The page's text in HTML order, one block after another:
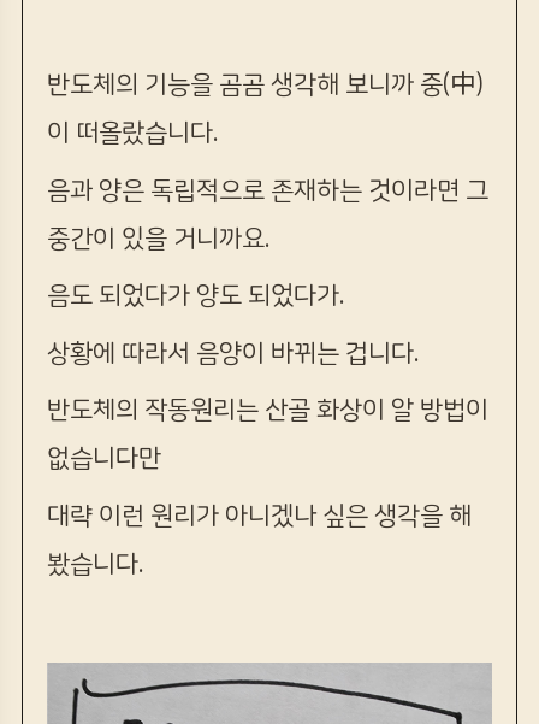
반도체의 기능을 곰곰 생각해 보니까 중(中)
이 떠올랐습니다.
음과 양은 독립적으로 존재하는 것이라면 그
중간이 있을 거니까요.
음도 되었다가 양도 되었다가.
상황에 따라서 음양이 바뀌는 겁니다.
반도체의 작동원리는 산골 화상이 알 방법이
없습니다만
대략 이런 원리가 아니겠나 싶은 생각을 해
봤습니다.